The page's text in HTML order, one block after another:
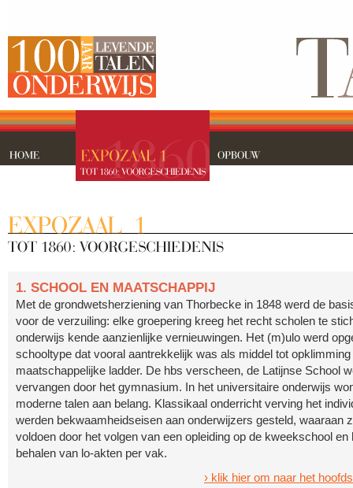
1. SCHOOL EN MAATSCHAPPIJ
Met de grondwetsherziening van Thorbecke in 1848 werd de
voor de verzuiling: elke groepering kreeg het recht scholen te
onderwijs kende aanzienlijke vernieuwingen. Het (m)ulo werd
schooltype dat vooral aantrekkelijk was als middel tot opklimming
maatschappelijke ladder. De hbs verscheen, de Latijnse School
vervangen door het gymnasium. In het universitaire onderwijs
moderne talen aan belang. Klassikaal onderricht verving het
werden bekwaamheidseisen aan onderwijzers gesteld, waaraan
voldoen door het volgen van een opleiding op de kweekschool en
behalen van lo-akten per vak.
› klik hier om naar het